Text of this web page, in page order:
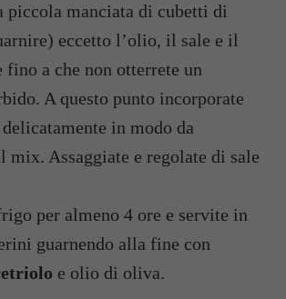
piccola manciata di cubetti di
eccetto l’olio, il sale e il
fino a che non otterrete un
A questo punto incorporate
in modo da
mix. Assaggiate e regolate di sale
per almeno 4 ore e servite in
guarnendo alla fine con
e olio di oliva.